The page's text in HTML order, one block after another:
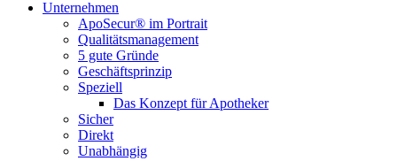
Unternehmen
ApoSecur® im Portrait
Qualitätsmanagement
5 gute Gründe
Geschäftsprinzip
Speziell
Das Konzept für Apotheker
Sicher
Direkt
Unabhängig